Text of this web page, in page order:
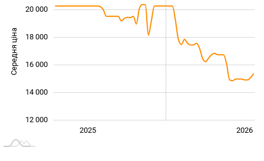
Середня ціна
12 000
14 000
16 000
18 000
20 000
2026
2025